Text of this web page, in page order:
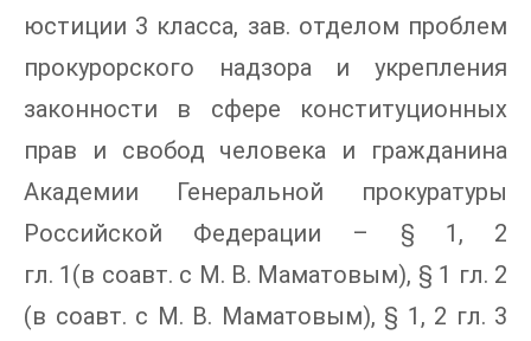
юстиции 3 класса, зав. отделом проблем
прокурорского надзора и укрепления
законности в сфере конституционных
прав и свобод человека и гражданина
Академии Генеральной прокуратуры
Российской Федерации – § 1, 2
гл. 1(в соавт. с М. В. Маматовым), § 1 гл. 2
(в соавт. с М. В. Маматовым), § 1, 2 гл. 3